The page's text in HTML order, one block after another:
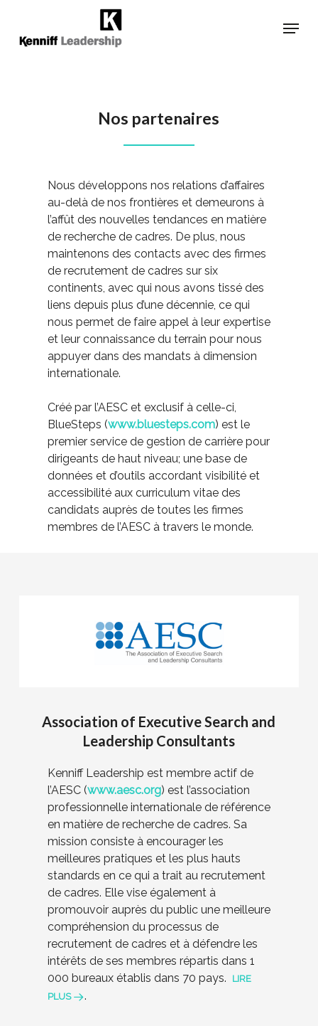
main
Menu
Nos partenaires
Nous développons nos relations d’affaires
au-delà de nos frontières et demeurons à
l’affût des nouvelles tendances en matière
de recherche de cadres. De plus, nous
maintenons des contacts avec des firmes
de recrutement de cadres sur six
continents, avec qui nous avons tissé des
liens depuis plus d’une décennie, ce qui
nous permet de faire appel à leur expertise
et leur connaissance du terrain pour nous
appuyer dans des mandats à dimension
internationale.
Créé par l’AESC et exclusif à celle-ci,
BlueSteps (www.bluesteps.com) est le
premier service de gestion de carrière pour
dirigeants de haut niveau; une base de
données et d’outils accordant visibilité et
accessibilité aux curriculum vitae des
candidats auprès de toutes les firmes
membres de l’AESC à travers le monde.
Association of Executive Search and
Leadership Consultants
Kenniff Leadership est membre actif de
l’AESC (www.aesc.org) est l’association
professionnelle internationale de référence
en matière de recherche de cadres. Sa
mission consiste à encourager les
meilleures pratiques et les plus hauts
standards en ce qui a trait au recrutement
de cadres. Elle vise également à
promouvoir auprès du public une meilleure
compréhension du processus de
recrutement de cadres et à défendre les
intérêts de ses membres répartis dans 1
000 bureaux établis dans 70 pays.
LIRE
PLUS
.